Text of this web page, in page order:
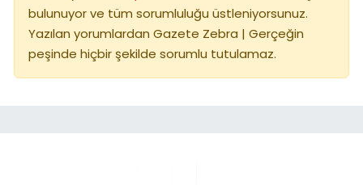
bulunuyor ve tüm sorumluluğu üstleniyorsunuz.
Yazılan yorumlardan Gazete Zebra | Gerçeğin
peşinde hiçbir şekilde sorumlu tutulamaz.